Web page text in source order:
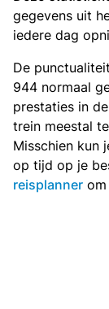
gegevens uit
iedere dag
De
944 normaal
prestaties in
trein meestal
Misschien kun
op tijd op je
reisplanner